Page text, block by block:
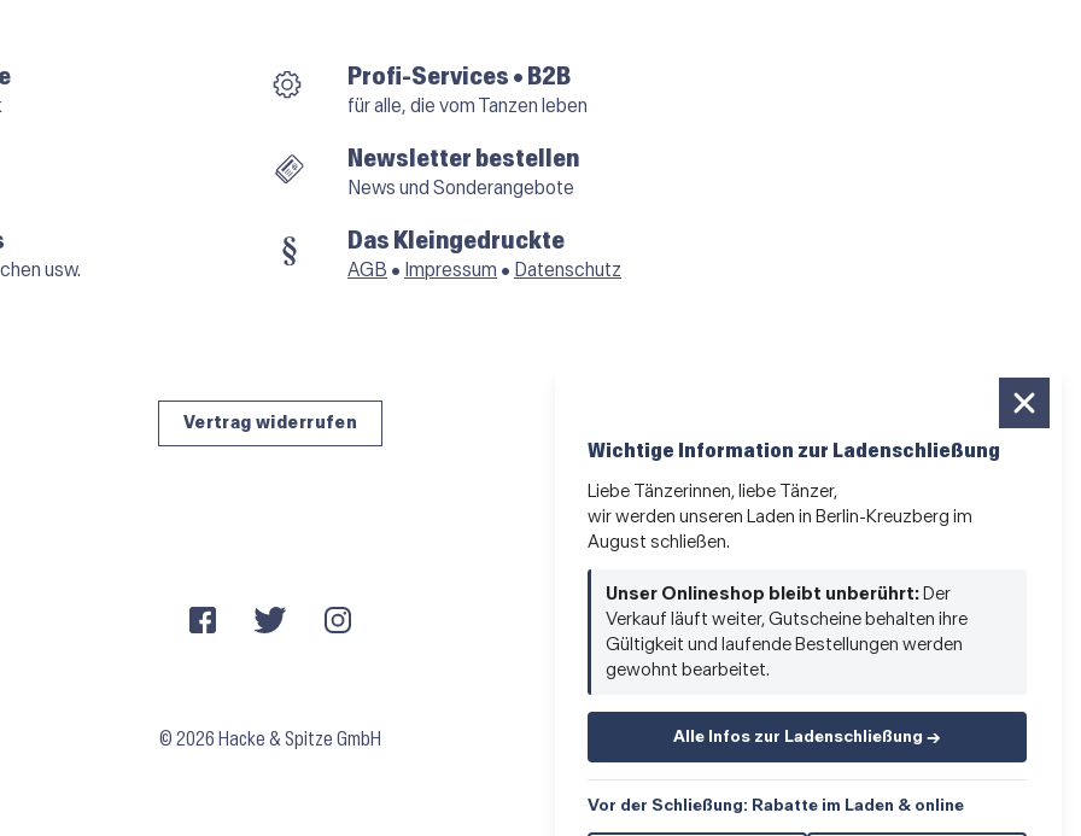
usw.
Profi-Services • B2B
für alle, die vom Tanzen leben
Newsletter bestellen
News und Sonderangebote
Das Kleingedruckte
AGB • Impressum • Datenschutz
Vertrag widerrufen
© 2026 Hacke & Spitze GmbH
Wichtige Information zur Ladenschließung
Liebe Tänzerinnen, liebe Tänzer,
wir werden unseren Laden in Berlin-Kreuzberg im
August schließen.
Unser Onlineshop bleibt unberührt: Der
Verkauf läuft weiter, Gutscheine behalten ihre
Gültigkeit und laufende Bestellungen werden
gewohnt bearbeitet.
Alle Infos zur Ladenschließung →
Vor der Schließung: Rabatte im Laden & online